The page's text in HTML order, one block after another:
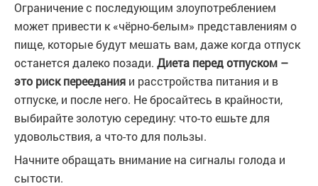
Ограничение с последующим злоупотреблением
может привести к «чёрно-белым» представлениям о
пище, которые будут мешать вам, даже когда отпуск
останется далеко позади. Диета перед отпуском –
это риск переедания и расстройства питания и в
отпуске, и после него. Не бросайтесь в крайности,
выбирайте золотую середину: что-то ешьте для
удовольствия, а что-то для пользы.
Начните обращать внимание на сигналы голода и
сытости.